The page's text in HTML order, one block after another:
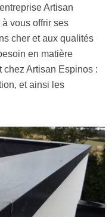
Artisan
vous offrir ses
cher et aux qualités
en matière
chez Artisan Espinos :
et ainsi les